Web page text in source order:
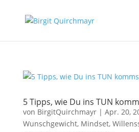
5 Tipps, wie Du ins TUN
von BirgitQuirchmayr| Apr. 20,
Wunschgewicht, Mindset,